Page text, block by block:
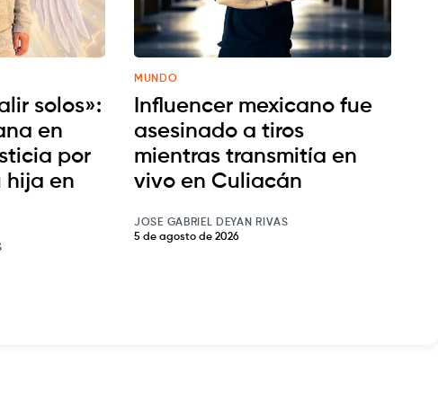
solos»:
en
por
hija en
MUNDO
Influencer mexicano fue
asesinado a tiros
mientras transmitía en
vivo en Culiacán
JOSE GABRIEL DEYAN RIVAS
5 de agosto de 2026